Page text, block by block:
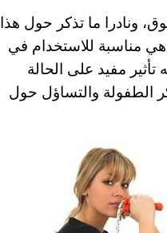
ونادرا ما تذكر حول هذا
هي مناسبة للاستخدام في
مفيد على الحالة
الطفولة والتساؤل حول